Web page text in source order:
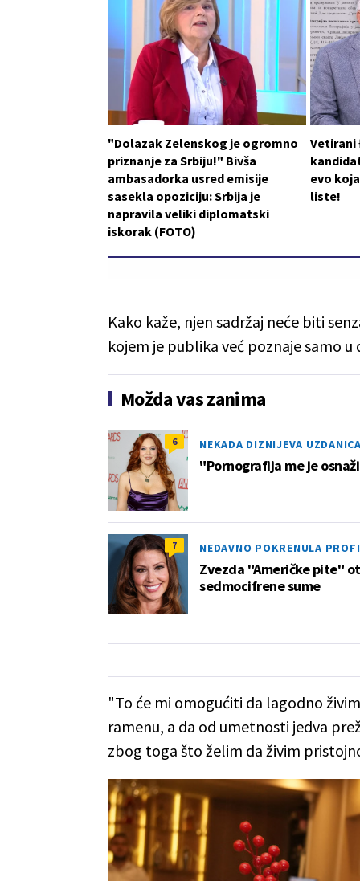
"Dolazak Zelenskog je ogromno
priznanje za Srbiju!" Bivša
ambasadorka usred emisije
sasekla opoziciju: Srbija je
napravila veliki diplomatski
iskorak (FOTO)
Vetirani
evo
liste!
Kako kaže, njen sadržaj neće biti
kojem je publika već poznaje samo
Možda vas zanima
6 NEKADA DIZNIJEVA
"Pornografija me je
7 NEDAVNO POKRENULA
Zvezda "Američke pite"
sedmocifrene sume
"To će mi omogućiti da lagodno
ramenu, a da od umetnosti jedva
zbog toga što želim da živim